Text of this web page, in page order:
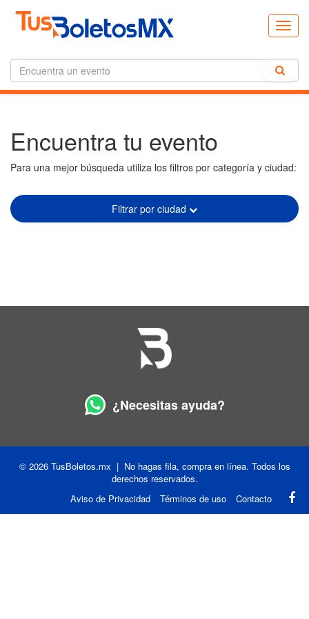
Encuentra tu evento
Para una mejor búsqueda utiliza los filtros por categoría y ciudad:
Filtrar por ciudad
¿Necesitas ayuda?
© 2026 TusBoletos.mx | No hagas fila, compra en línea. Todos los
derechos reservados.
Aviso de Privacidad
Términos de uso Contacto